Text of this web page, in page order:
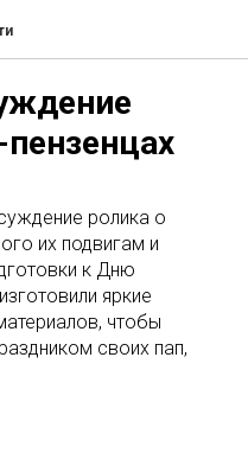
ролика о
их подвигам и
к Дню
яркие
чтобы
своих пап,